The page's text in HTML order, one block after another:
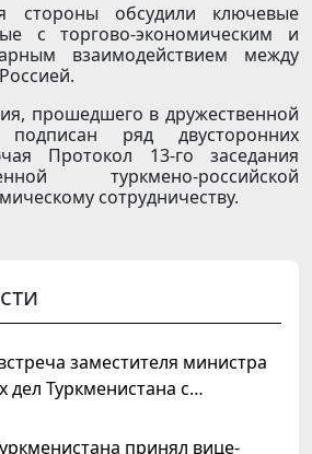
стороны обсудили ключевые
с торгово-экономическим и
взаимодействием между
прошедшего в дружественной
ряд двусторонних
Протокол 13-го заседания
туркмено-российской
сотрудничеству.
заместителя министра
дел Туркменистана с
принял вице-